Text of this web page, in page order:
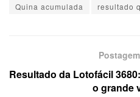
Quina acumulada
resultado
Resultado da Lotofácil
o grande